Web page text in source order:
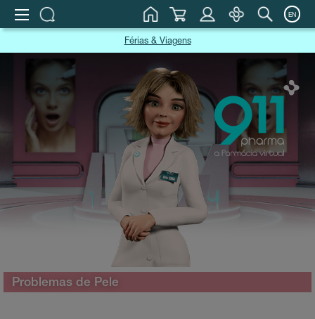
EN
Férias & Viagens
Problemas de Pele